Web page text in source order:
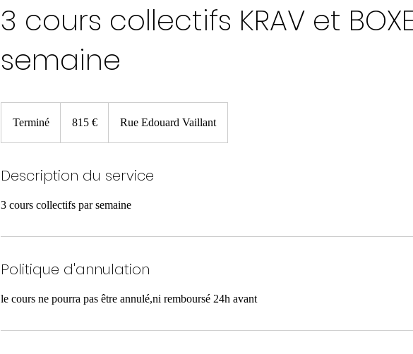
3 cours collectifs KRAV et
semaine
Terminé
m
n
815 € Rue Edouard Vaillant
Description du service
3 cours collectifs par semaine
Politique d'annulation
le cours ne pourra pas être annulé,ni remboursé 24h avant